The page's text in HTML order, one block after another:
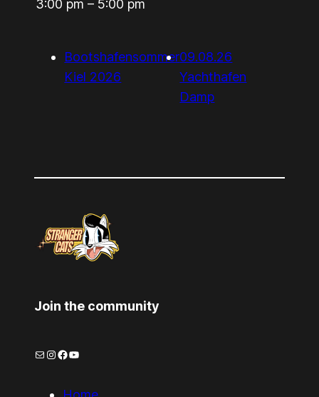
3:00 pm – 5:00 pm
Bootshafensommer
Kiel 2026
09.08.26
Yachthafen
Damp
Join the community
Instagram Facebook YouTube